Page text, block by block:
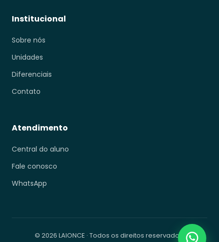
Institucional
Sobre nós
Unidades
Diferenciais
Contato
Atendimento
Central do aluno
Fale conosco
WhatsApp
© 2026 LAIONCE · Todos os direitos reservados.